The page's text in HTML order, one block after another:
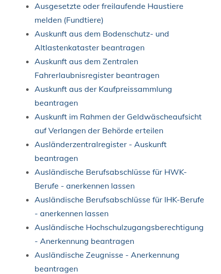
Ausgesetzte oder freilaufende Haustiere
melden (Fundtiere)
Auskunft aus dem Bodenschutz- und
Altlastenkataster beantragen
Auskunft aus dem Zentralen
Fahrerlaubnisregister beantragen
Auskunft aus der Kaufpreissammlung
beantragen
Auskunft im Rahmen der Geldwäscheaufsicht
auf Verlangen der Behörde erteilen
Ausländerzentralregister - Auskunft
beantragen
Ausländische Berufsabschlüsse für HWK-
Berufe - anerkennen lassen
Ausländische Berufsabschlüsse für IHK-Berufe
- anerkennen lassen
Ausländische Hochschulzugangsberechtigung
- Anerkennung beantragen
Ausländische Zeugnisse - Anerkennung
beantragen